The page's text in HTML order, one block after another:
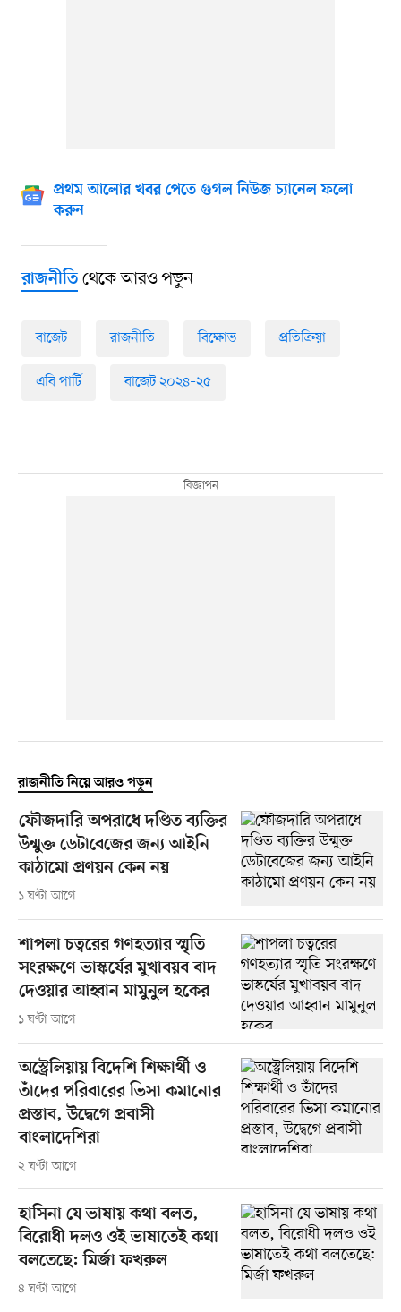
প্রথম আলোর খবর পেতে গুগল নিউজ চ্যানেল ফলো
করুন
রাজনীতিথেকে আরও পড়ুন
বাজেট রাজনীতি বিক্ষোভ প্রতিক্রিয়া
এবি পার্টি বাজেট ২০২৪–২৫
রাজনীতি নিয়ে আরও পড়ুন
ফৌজদারি অপরাধে দণ্ডিত ব্যক্তির
উন্মুক্ত ডেটাবেজের জন্য আইনি
কাঠামো প্রণয়ন কেন নয়
১ ঘণ্টা আগে
শাপলা চত্বরের গণহত্যার স্মৃতি
সংরক্ষণে ভাস্কর্যের মুখাবয়ব বাদ
দেওয়ার আহ্বান মামুনুল হকের
১ ঘণ্টা আগে
অস্ট্রেলিয়ায় বিদেশি শিক্ষার্থী ও
তাঁদের পরিবারের ভিসা কমানোর
প্রস্তাব, উদ্বেগে প্রবাসী
বাংলাদেশিরা
২ ঘণ্টা আগে
হাসিনা যে ভাষায় কথা বলত,
বিরোধী দলও ওই ভাষাতেই কথা
বলতেছে: মির্জা ফখরুল
৪ ঘণ্টা আগে